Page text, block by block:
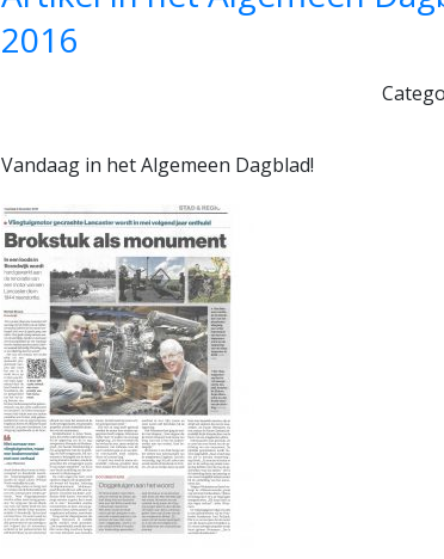
2016
Vandaag in het Algemeen Dagblad!